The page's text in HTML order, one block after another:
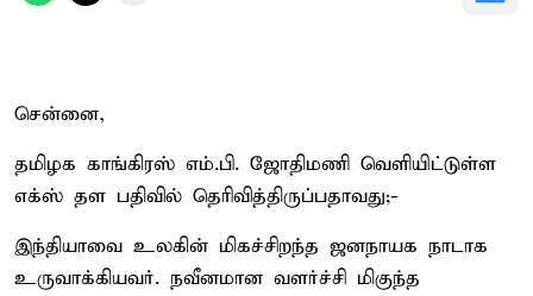
சென்னை,
தமிழக காங்கிரஸ் எம்.பி. ஜோதிமணி வெளியிட்டுள்ள
எக்ஸ் தள பதிவில் தெரிவித்திருப்பதாவது;-
இந்தியாவை உலகின் மிகச்சிறந்த ஜனநாயக நாடாக
உருவாக்கியவர். நவீனமான வளர்ச்சி மிகுந்த